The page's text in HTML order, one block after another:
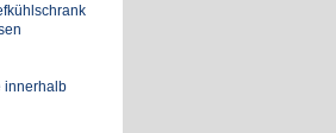
innerhalb